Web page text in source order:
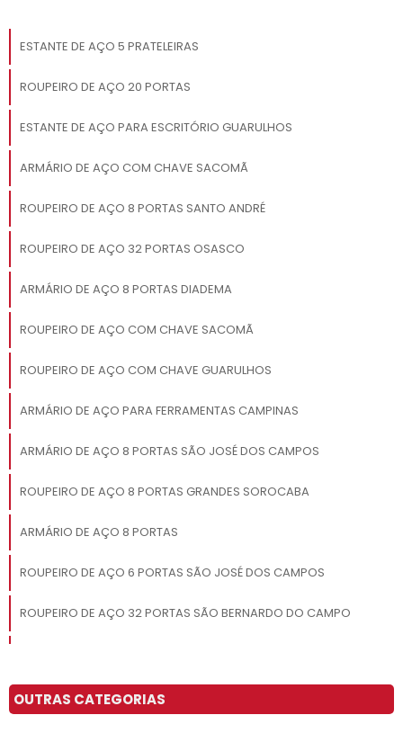
ESTANTE DE AÇO 5 PRATELEIRAS
ROUPEIRO DE AÇO 20 PORTAS
ESTANTE DE AÇO PARA ESCRITÓRIO GUARULHOS
ARMÁRIO DE AÇO COM CHAVE SACOMÃ
ROUPEIRO DE AÇO 8 PORTAS SANTO ANDRÉ
ROUPEIRO DE AÇO 32 PORTAS OSASCO
ARMÁRIO DE AÇO 8 PORTAS DIADEMA
ROUPEIRO DE AÇO COM CHAVE SACOMÃ
ROUPEIRO DE AÇO COM CHAVE GUARULHOS
ARMÁRIO DE AÇO PARA FERRAMENTAS CAMPINAS
ARMÁRIO DE AÇO 8 PORTAS SÃO JOSÉ DOS CAMPOS
ROUPEIRO DE AÇO 8 PORTAS GRANDES SOROCABA
ARMÁRIO DE AÇO 8 PORTAS
ROUPEIRO DE AÇO 6 PORTAS SÃO JOSÉ DOS CAMPOS
ROUPEIRO DE AÇO 32 PORTAS SÃO BERNARDO DO CAMPO
ARMÁRIO DE AÇO ROUPEIRO SÃO JOSÉ DOS CAMPOS
OUTRAS CATEGORIAS